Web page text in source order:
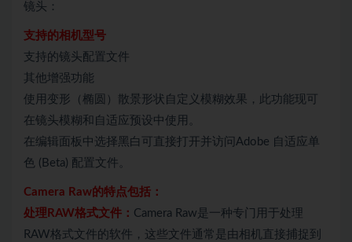
镜头：
支持的相机型号
支持的镜头配置文件
其他增强功能
使用变形（椭圆）散景形状自定义模糊效果，此功能现可
在镜头模糊和自适应预设中使用。
在编辑面板中选择黑白可直接打开并访问Adobe 自适应单
色 (Beta) 配置文件。
Camera Raw的特点包括：
处理RAW格式文件： Camera Raw是一种专门用于处理
RAW格式文件的软件，这些文件通常是由相机直接捕捉到